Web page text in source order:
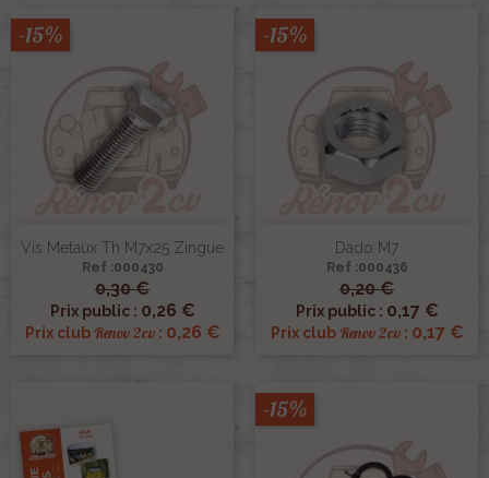
Vis Metaux Th M7x25 Zingue
Ref :000430
0,30 €
Prix public : 0,26 €
Prix club Renov 2cv: 0,26 €
-15%
Dado M7
Ref :000436
0,20 €
Prix public : 0,17 €
Prix club Renov 2cv: 0,17 €
-15%
-15%